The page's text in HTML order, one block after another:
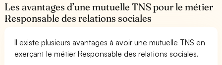
Les avantages d’une mutuelle TNS pour le métier
Responsable des relations sociales
Il existe plusieurs avantages à avoir une mutuelle TNS en
exerçant le métier Responsable des relations sociales.